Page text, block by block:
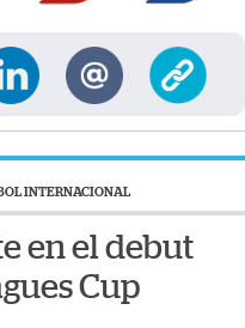
INTERNACIONAL
en el debut
Cup